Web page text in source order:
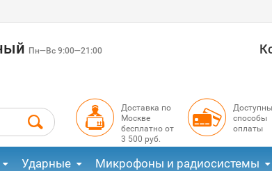
Пн—Вс 9:00—21:00
Доставка по
Москве
бесплатно от
3 500 руб.
способы
оплаты
Ударные Микрофоны и радиосистемы